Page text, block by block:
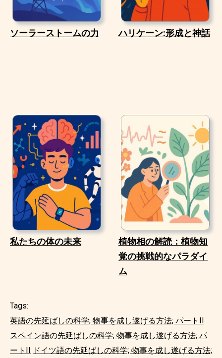
ソーラーストームの力 ハリケーン:形成と神話
私たちの体の未来
植物相の解読：植物知
覚の挑戦的なパラダイ
ム
Tags:
英語の先延ばしの科学; 物事を成し遂げる方法; パートII
スペイン語の先延ばしの科学; 物事を成し遂げる方法; パ
ートII ドイツ語の先延ばしの科学; 物事を成し遂げる方法;